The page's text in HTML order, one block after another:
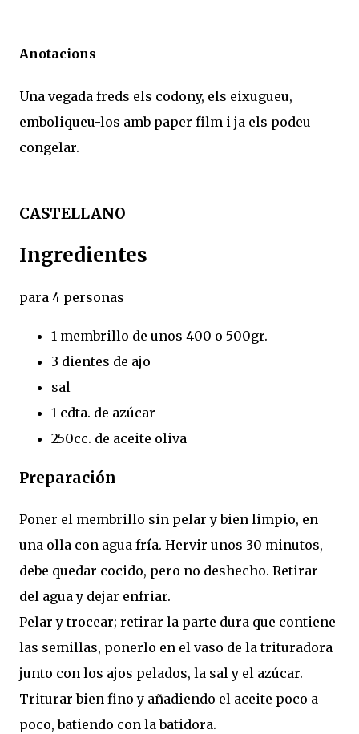
Anotacions
Una vegada freds els codony, els eixugueu,
emboliqueu-los amb paper film i ja els podeu
congelar.
CASTELLANO
Ingredientes
para 4 personas
1 membrillo de unos 400 o 500gr.
3 dientes de ajo
sal
1 cdta. de azúcar
250cc. de aceite oliva
Preparación
Poner el membrillo sin pelar y bien limpio, en
una olla con agua fría. Hervir unos 30 minutos,
debe quedar cocido, pero no deshecho. Retirar
del agua y dejar enfriar.
Pelar y trocear; retirar la parte dura que contiene
las semillas, ponerlo en el vaso de la trituradora
junto con los ajos pelados, la sal y el azúcar.
Triturar bien fino y añadiendo el aceite poco a
poco, batiendo con la batidora.